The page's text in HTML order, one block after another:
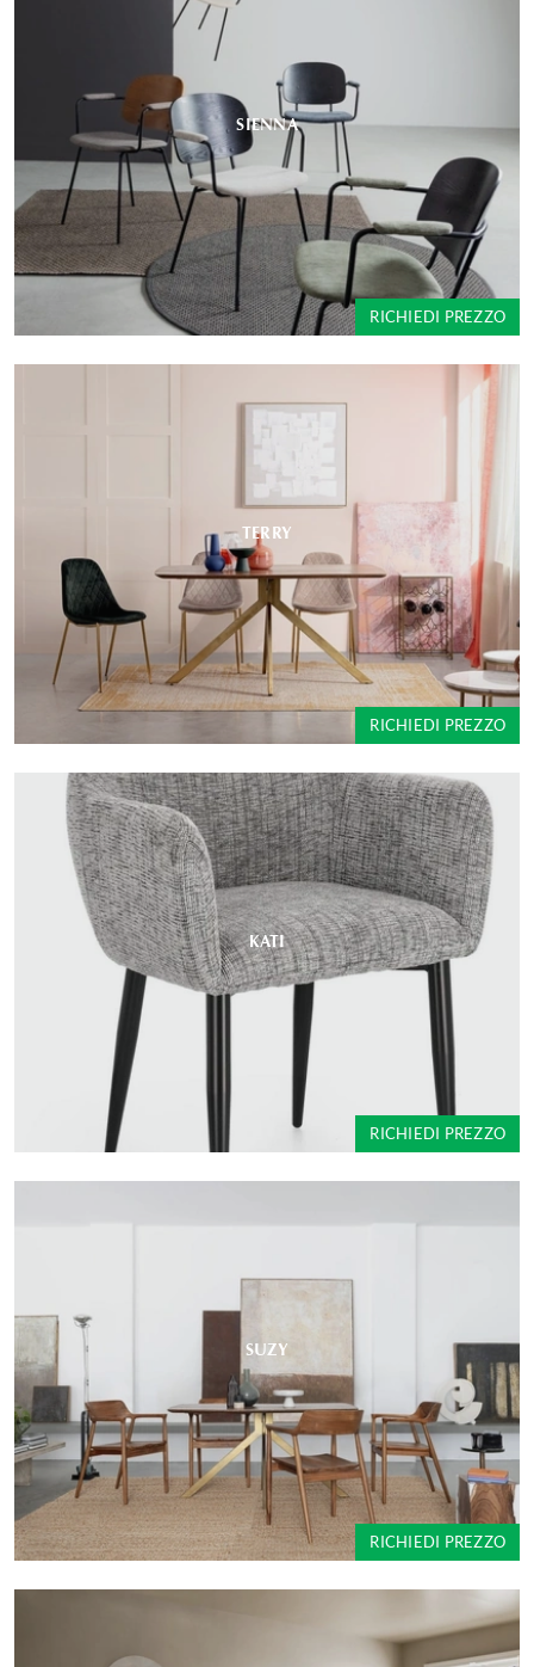
SIENNA
RICHIEDI PREZZO
TERRY
RICHIEDI PREZZO
KATI
RICHIEDI PREZZO
SUZY
RICHIEDI PREZZO